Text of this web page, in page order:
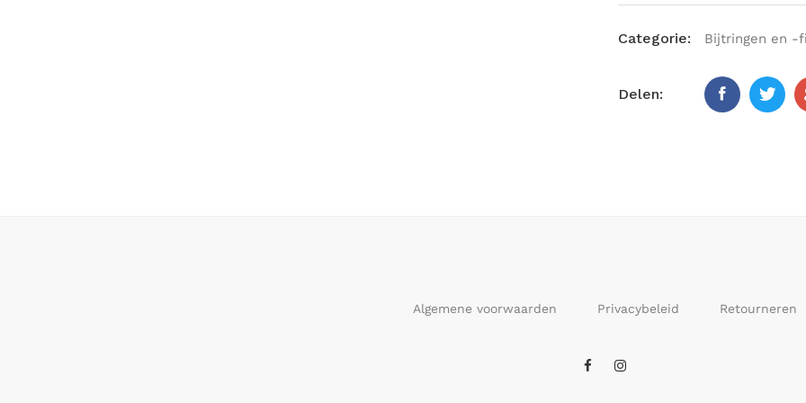
Categorie: Bijtringen en -
Delen:
Algemene voorwaarden Privacybeleid Retourneren